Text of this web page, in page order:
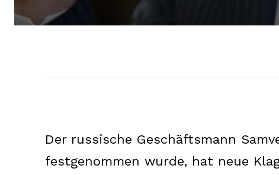
Der russische Geschäftsmann
festgenommen wurde, hat neue